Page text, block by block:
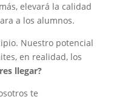
elevará la calidad
a los alumnos.
Nuestro potencial
en realidad, los
llegar?
te